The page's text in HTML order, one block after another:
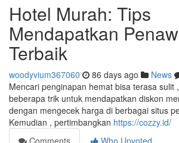
Hotel Murah: Tips
Mendapatkan
Terbaik
woodyvium367060 86 days ago News
Mencari penginapan hemat bisa terasa sulit
beberapa trik untuk mendapatkan diskon
dengan mengecek harga di berbagai situs
Kemudian , pertimbangkan https://cozzy.id/
Comments
Who Upvoted